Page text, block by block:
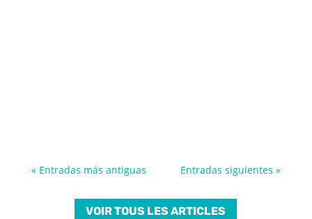
« Entradas más antiguas Entradas siguientes »
VOIR TOUS LES ARTICLES